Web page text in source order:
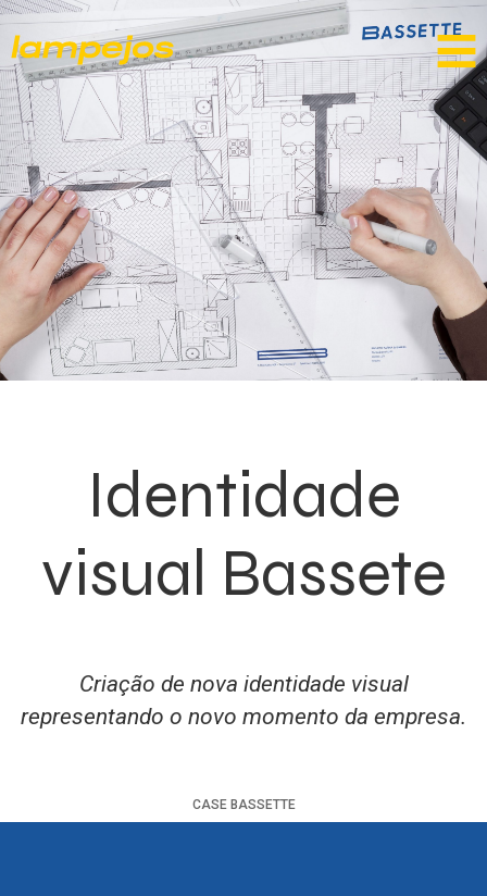
Identidade
visual Bassete
Criação de nova identidade visual
representando o novo momento da empresa.
CASE BASSETTE